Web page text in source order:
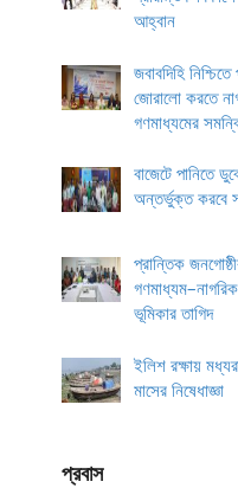
আহ্বান
জবাবদিহি
জোরালো করতে
গণমাধ্যমের
বাজেটে পানিতে
অন্তর্ভুক্ত করবে
প্রান্তিক
ভূমিকার তাগিদ
ইলিশ রক্ষায়
মাসের নিষেধাজ্ঞা
প্রবাস